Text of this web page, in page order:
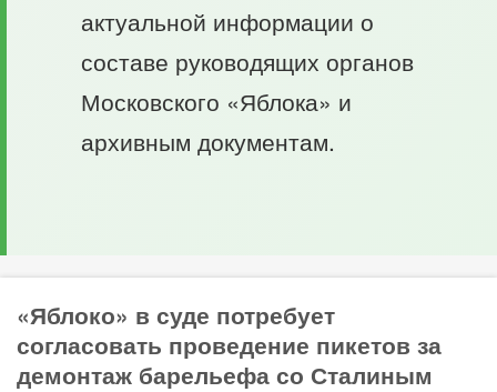
актуальной информации о
составе руководящих органов
Московского «Яблока» и
архивным документам.
«Яблоко» в суде потребует
согласовать проведение пикетов за
демонтаж барельефа со Сталиным